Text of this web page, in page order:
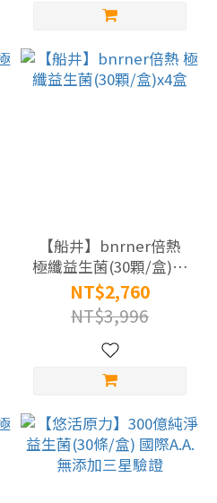
【船井】bnrner倍熱
極纖益生菌(30顆/盒)x4
盒
NT$2,760
NT$3,996